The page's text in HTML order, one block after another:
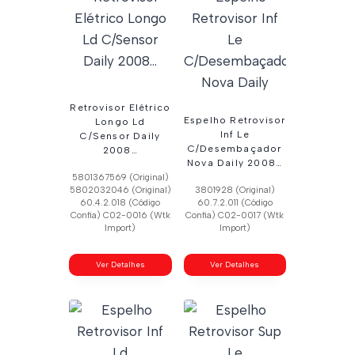
Retrovisor Elétrico
Longo Ld
C/Sensor Daily
2008…
5801367569 (Original)
5802032046 (Original)
60.4.2.018 (Código
Confia) C02-0016 (Wtk
Import)
Ver Detalhes
Espelho Retrovisor
Inf Le
C/Desembaçador
Nova Daily 2008…
3801928 (Original)
60.7.2.011 (Código
Confia) C02-0017 (Wtk
Import)
Ver Detalhes